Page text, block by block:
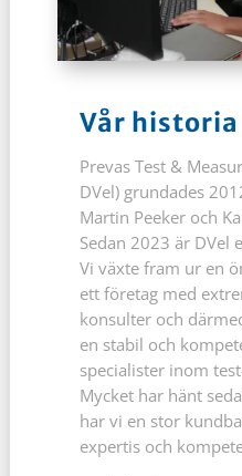
Vår historia
Prevas Test &
DVel) grundades
Martin Peeker och
Sedan 2023 är DVel
Vi växte fram ur en
ett företag med
konsulter och
en stabil och
specialister inom
Mycket har hänt
har vi en stor
expertis och